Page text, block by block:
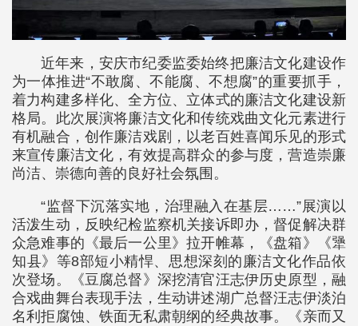
近年来，安庆市纪委监委始终把廉洁文化建设作
为一体推进“不敢腐、不能腐、不想腐”的重要抓手，
着力构建多样化、全方位、立体式的廉洁文化建设新
格局。此次展演将廉洁文化和传统戏曲文化元素进行
有机融合，创作廉洁戏剧，以老百姓喜闻乐见的形式
来宣传廉洁文化，有效提高群众的参与度，营造崇廉
尚洁、崇德向善的良好社会氛围。
“监督下沉落实地，治理融入在基层……”展演以
活泼生动，反映纪检监察机关接诉即办，督促解决群
众急难事的《最后一公里》拉开帷幕，《盘箱》《犟
知县》等8部短小精悍、思想深刻的廉洁文化作品依
次登场。《豆腐总督》深挖清官汪志伊历史原型，融
合戏曲舞台表现手法，生动讲述湖广总督汪志伊淡泊
名利拒腐蚀、铁面无私肃朝纲的经典故事。《亲而又